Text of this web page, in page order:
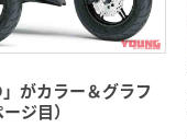
がカラー＆グラフ
ジ目）